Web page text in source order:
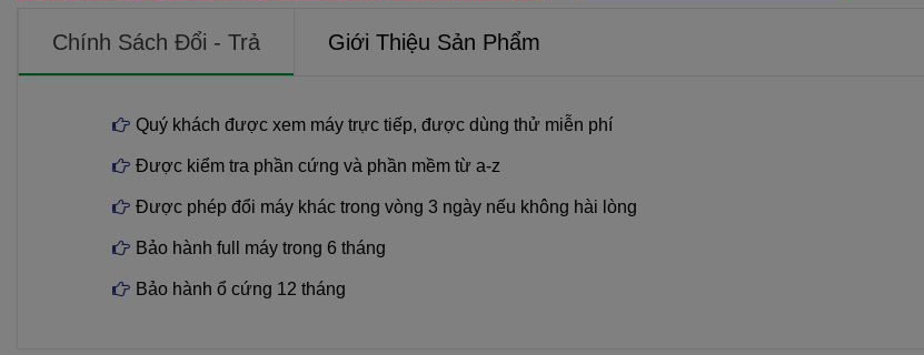
Chính Sách Đổi - Trả Giới Thiệu Sản Phẩm
Quý khách được xem máy trực tiếp, được dùng thử miễn phí
Được kiểm tra phần cứng và phần mềm từ a-z
Được phép đổi máy khác trong vòng 3 ngày nếu không hài lòng
Bảo hành full máy trong 6 tháng
Bảo hành ổ cứng 12 tháng